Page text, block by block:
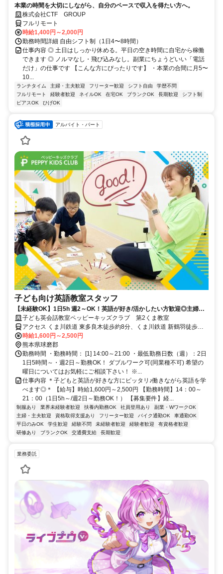
本業の時間を大切にしながら、自分のペースで収入を得たい方へ。
株式会社CTF GROUP
フルリモート
時給1,400円～2,000円
勤務時間詳細 自由シフト制（1日4〜8時間）
仕事内容 ◎ 土日はしっかり休める。平日の空き時間に自宅から稼働
できます ◎ ノルマなし・飛び込みなし。副業にちょうどいい「電話
だけ」の仕事です 【こんな方にぴったりです】 ・本業の合間に月5〜
10...
ランチタイム 主婦・主夫歓迎 フリーター歓迎 シフト自由
学歴不問
フルリモート
経験者歓迎 ネイルOK 在宅OK ブランクOK 長期歓迎
シフト制
ピアスOK
ひげOK
アルバイト・パート
子ども向け英語教室スタッフ
【未経験OK】1日5h 週2～OK！英語が好き/活かしたい方歓迎◎主婦
(夫)/学生も活躍中！
子ども英会話教室ペッピーキッズクラブ 第2くま教室
アクセス くま川鉄道 東多良木徒歩約8分、くま川鉄道 新鶴羽徒歩約
15分、くま川鉄道 多良木徒歩約29分 くまがわ鉄道湯前線「多良木
駅」より徒歩7分 ／近隣教室への勤務も応相談 ※屋内禁煙
時給1,600円～2,500円
熊本県球磨郡
勤務時間 ・勤務時間： [1] 14:00～21:00 ・最低勤務日数（週）：2日
1日5時間～・週2日～勤務OK！ ダブルワーク可(同業種不可) 希望の
曜日についてはお気軽にご相談下さい！ ※...
仕事内容 ＊子どもと英語が好きな方にピッタリ♪働きながら英語を学
べます◎＊ 【給与】時給1,600円～2,500円 【勤務時間】14：00～
21：00（1日5h～/週2日～勤務OK！） 【募集要件】経...
制服あり 業界未経験者歓迎 扶養内勤務OK 社員登用あり
副業・WワークOK
主婦・主夫歓迎
資格取得支援あり フリーター歓迎 バイク通勤OK
車通勤OK
平日のみOK
学生歓迎 経験不問 未経験者歓迎 経験者歓迎
有資格者歓迎
研修あり
ブランクOK 交通費支給 長期歓迎
業務委託